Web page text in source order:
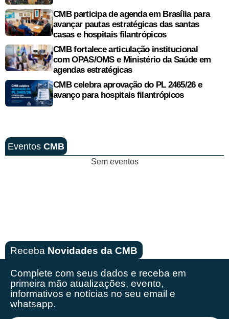
CMB participa de agenda em Brasília para
avançar pautas estratégicas das santas
casas e hospitais filantrópicos
CMB fortalece articulação institucional
com OPAS/OMS e Ministério da Saúde em
agendas estratégicas
CMB celebra aprovação do PL 2465/26 e
avanço para hospitais filantrópicos
Eventos CMB
Sem eventos
Receba Novidades da CMB
Complete com seus dados e receba em
primeira mão atualizações, evento,
informativos e notícias no seu email e
whatsapp.